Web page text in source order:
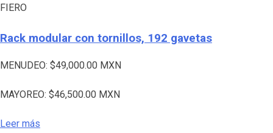
FIERO
Rack modular con tornillos, 192 gavetas
MENUDEO: $49,000.00 MXN
MAYOREO: $46,500.00 MXN
Leer más